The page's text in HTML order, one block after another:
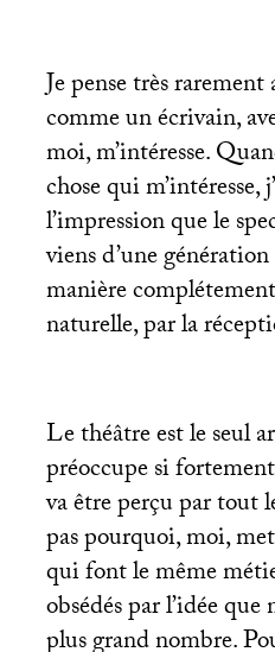
Je pense très
comme un écrivain,
moi, m’intéresse.
chose qui m’intéresse,
l’impression que le
viens d’une
manière
naturelle, par la
Le théâtre est le seul
préoccupe si
va être perçu par tout
pas pourquoi, moi,
qui font le même
obsédés par l’idée
plus grand nombre.